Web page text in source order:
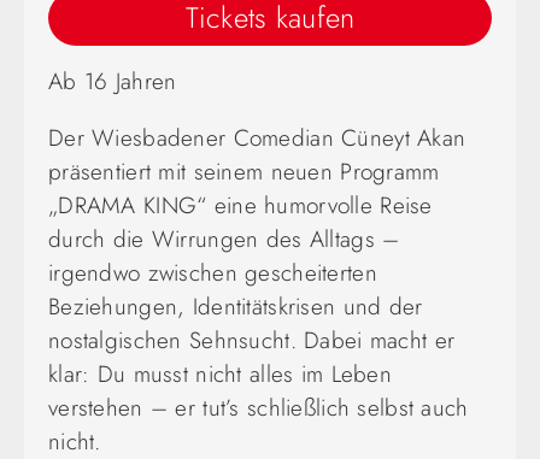
Tickets kaufen
Ab 16 Jahren
Der Wiesbadener Comedian Cüneyt Akan
präsentiert mit seinem neuen Programm
„DRAMA KING“ eine humorvolle Reise
durch die Wirrungen des Alltags –
irgendwo zwischen gescheiterten
Beziehungen, Identitätskrisen und der
nostalgischen Sehnsucht. Dabei macht er
klar: Du musst nicht alles im Leben
verstehen – er tut’s schließlich selbst auch
nicht.